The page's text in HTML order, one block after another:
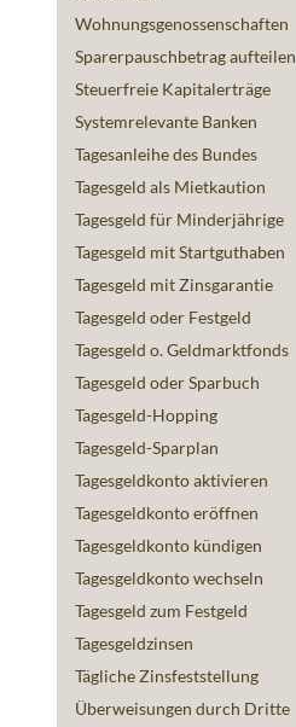
Wohnungsgenossenschaften
Sparerpauschbetrag aufteilen
Steuerfreie Kapitalerträge
Systemrelevante Banken
Tagesanleihe des Bundes
Tagesgeld als Mietkaution
Tagesgeld für Minderjährige
Tagesgeld mit Startguthaben
Tagesgeld mit Zinsgarantie
Tagesgeld oder Festgeld
Tagesgeld o. Geldmarktfonds
Tagesgeld oder Sparbuch
Tagesgeld-Hopping
Tagesgeld-Sparplan
Tagesgeldkonto aktivieren
Tagesgeldkonto eröffnen
Tagesgeldkonto kündigen
Tagesgeldkonto wechseln
Tagesgeld zum Festgeld
Tagesgeldzinsen
Tägliche Zinsfeststellung
Überweisungen durch Dritte